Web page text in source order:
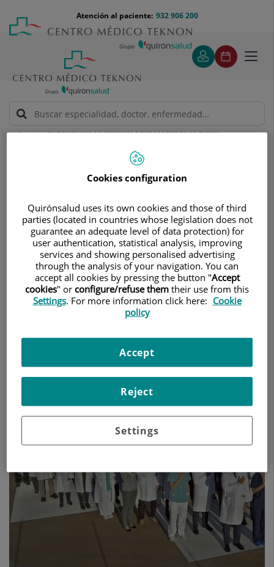
contenido
Menú
teléfono
cabecera
932 906 200
Atención al paciente:
Instituto del Corazón Quirónsalud Teknon
Conoce a nuestros Equipos
multidisciplinar, formado por
especialistas en cardiología clínica,
cirugía cardíaca y vascular,
hemodinámica, patología cardíaca
estructural, electrofisiología, y
expertos en rehabilitación
cardiovascular. En Instituto del
Corazón prevenimos, diagnosticamos
y tratamos enfermedades
cardiovasculares.
Cookies configuration
Quirónsalud uses its own cookies and those of third
parties (located in countries whose legislation does not
guarantee an adequate level of data protection) for
user authentication, statistical analysis, improving
services and showing personalised advertising
through the analysis of your navigation. You can
accept all cookies by pressing the button "Accept
cookies" or configure/refuse them their use from this
Settings. For more information click here: Cookie
policy
Settings
Reject
Accept